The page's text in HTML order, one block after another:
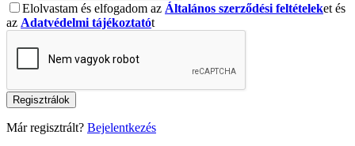
Elolvastam és elfogadom az Általános szerződési feltételeket és
az Adatvédelmi tájékoztatót
Regisztrálok
Már regisztrált? Bejelentkezés